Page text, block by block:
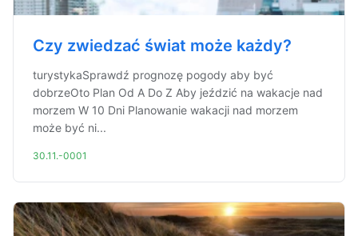
Czy zwiedzać świat może każdy?
turystykaSprawdź prognozę pogody aby być
dobrzeOto Plan Od A Do Z Aby jeździć na wakacje nad
morzem W 10 Dni Planowanie wakacji nad morzem
może być ni...
30.11.-0001